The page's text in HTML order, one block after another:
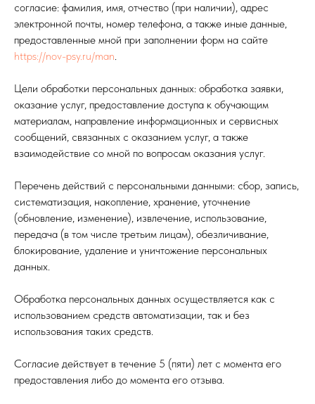
согласие: фамилия, имя, отчество (при наличии), адрес
электронной почты, номер телефона, а также иные данные,
предоставленные мной при заполнении форм на сайте
https://nov-psy.ru/man.
Цели обработки персональных данных: обработка заявки,
оказание услуг, предоставление доступа к обучающим
материалам, направление информационных и сервисных
сообщений, связанных с оказанием услуг, а также
взаимодействие со мной по вопросам оказания услуг.
Перечень действий с персональными данными: сбор, запись,
систематизация, накопление, хранение, уточнение
(обновление, изменение), извлечение, использование,
передача (в том числе третьим лицам), обезличивание,
блокирование, удаление и уничтожение персональных
данных.
Обработка персональных данных осуществляется как с
использованием средств автоматизации, так и без
использования таких средств.
Согласие действует в течение 5 (пяти) лет с момента его
предоставления либо до момента его отзыва.